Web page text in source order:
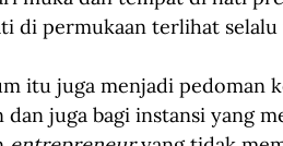
di permukaan terlihat selalu
itu juga menjadi pedoman
juga bagi instansi yang